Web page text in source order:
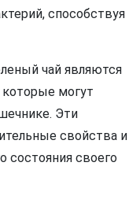
способствуя
чай являются
могут
Эти
свойства и
своего